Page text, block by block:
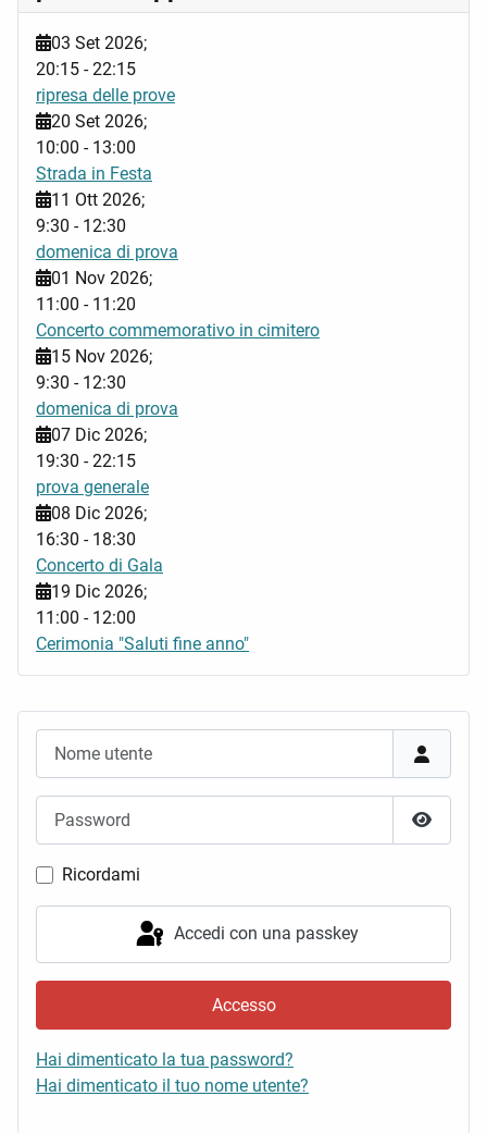
Mostra
Ricordami
Accedi con una passkey
Accesso
Hai dimenticato la tua password?
Hai dimenticato il tuo nome utente?
03 Set 2026;
20:15 -22:15
ripresa delle prove
20 Set 2026;
10:00 - 13:00
Strada in Festa
11 Ott 2026;
9:30 - 12:30
domenica di prova
01 Nov 2026;
11:00 - 11:20
Concerto commemorativo in cimitero
15 Nov 2026;
9:30 - 12:30
domenica di prova
07 Dic 2026;
19:30 -22:15
prova generale
08 Dic 2026;
16:30 - 18:30
Concerto di Gala
19 Dic 2026;
11:00 - 12:00
Cerimonia "Saluti fine anno"